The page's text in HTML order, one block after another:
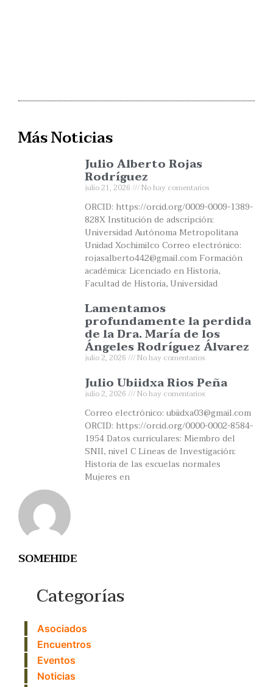
SOMEHIDE
Categorías
Asociados
Encuentros
Eventos
Noticias
Más Noticias
Julio Alberto Rojas
Rodríguez
julio 21, 2026 No hay comentarios
ORCID: https://orcid.org/0009-0009-1389-
828X Institución de adscripción:
Universidad Autónoma Metropolitana
Unidad Xochimilco Correo electrónico:
rojasalberto442@gmail.com Formación
académica: Licenciado en Historia,
Facultad de Historia, Universidad
Lamentamos
profundamente la perdida
de la Dra. María de los
Ángeles Rodríguez Álvarez
julio 2, 2026 No hay comentarios
Julio Ubiidxa Rios Peña
julio 2, 2026 No hay comentarios
Correo electrónico: ubiidxa03@gmail.com
ORCID: https://orcid.org/0000-0002-8584-
1954 Datos curriculares: Miembro del
SNII, nivel C Líneas de Investigación:
Historia de las escuelas normales
Mujeres en